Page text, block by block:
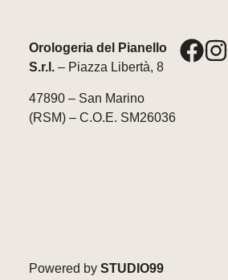
Orologeria del Pianello
S.r.l.– Piazza Libertà, 8
47890 – San Marino
(RSM) – C.O.E. SM26036
Powered by STUDIO99